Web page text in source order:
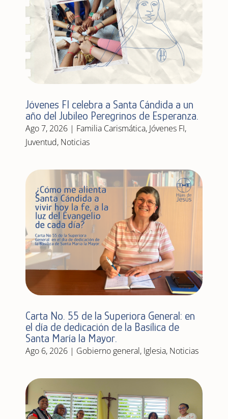
Jóvenes FI celebra a Santa Cándida a un
año del Jubileo Peregrinos de Esperanza.
Ago 7, 2026| Familia Carismática, Jóvenes FI,
Juventud, Noticias
Carta No. 55 de la Superiora General: en
el día de dedicación de la Basílica de
Santa María la Mayor.
Ago 6, 2026| Gobierno general, Iglesia, Noticias